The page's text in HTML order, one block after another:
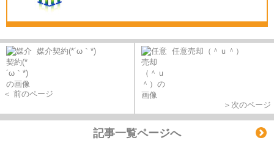
媒介契約(*´ω｀*)
＜ 前のページ
任意売却（＾ｕ＾）
＞次のページ
記事一覧ページへ